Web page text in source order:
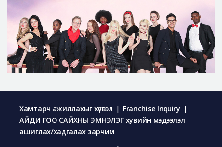
Хамтарч ажиллахыг хүсвэл | Franchise Inquiry |
АЙДИ ГОО САЙХНЫ ЭМНЭЛЭГ хувийн мэдээлэл
ашиглах/хадгалах зарчим